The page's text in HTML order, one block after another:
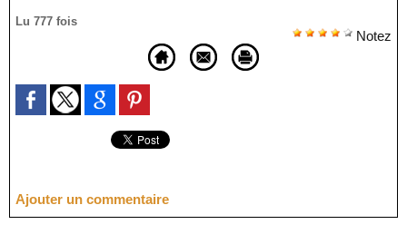
Lu 777 fois
Notez
Ajouter un commentaire